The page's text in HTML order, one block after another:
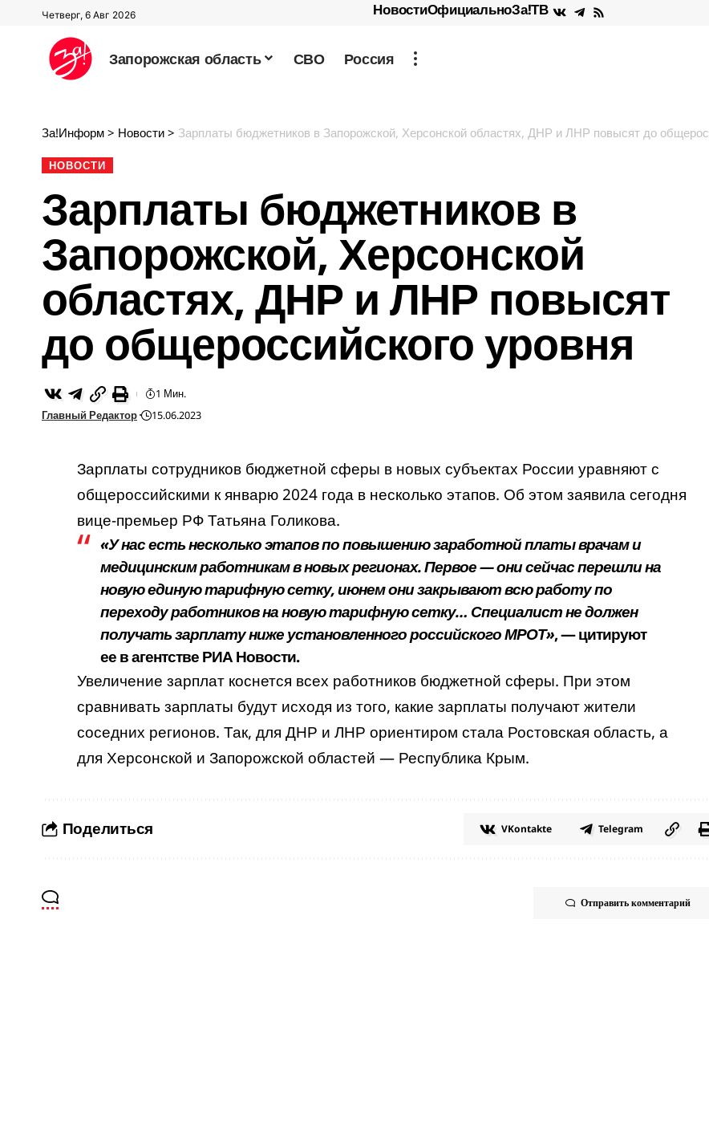
Четверг, 6 Авг 2026 НовостиОфициальноЗа!ТВ
Запорожская область СВО Россия
За!Информ > Новости > Зарплаты бюджетников в Запорожской, Херсонской областях, ДНР и ЛНР повысят до общероссийского уровня
НОВОСТИ
Зарплаты бюджетников в
Запорожской, Херсонской
областях, ДНР и ЛНР повысят
до общероссийского уровня
Главный Редактор 15.06.2023
1 Мин.
Зарплаты сотрудников бюджетной сферы в новых субъектах России уравняют с
общероссийскими к январю 2024 года в несколько этапов. Об этом заявила сегодня
вице-премьер РФ Татьяна Голикова.
«У нас есть несколько этапов по повышению заработной платы врачам и
медицинским работникам в новых регионах. Первое — они сейчас перешли на
новую единую тарифную сетку, июнем они закрывают всю работу по
переходу работников на новую тарифную сетку… Специалист не должен
получать зарплату ниже установленного российского МРОТ», — цитируют
ее в агентстве РИА Новости.
Увеличение зарплат коснется всех работников бюджетной сферы. При этом
сравнивать зарплаты будут исходя из того, какие зарплаты получают жители
соседних регионов. Так, для ДНР и ЛНР ориентиром стала Ростовская область, а
для Херсонской и Запорожской областей — Республика Крым.
Поделиться VKontakte Telegram
Отправить комментарий